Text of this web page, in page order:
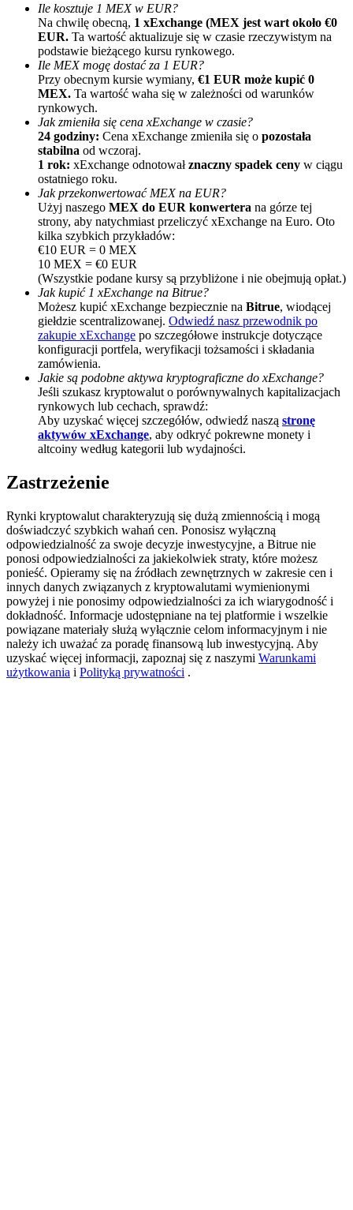
Afiliaci Bitrue
Aż do 65% prowizji!
Polecaj
Zaproś przyjaciela, aby otrzymać nagrody pieniężne
Deposit CASHCAT & Win
Deposit CASHCAT & Win
Exclusive for BitMart Users
Register & Trade to Win 500,000 USDT
Precious Metals Trading Carnival
Trade Gold & Silver · 33,333 USDT Bonus
Ile kosztuje 1 MEX w EUR?
Na chwilę obecną, 1 xExchange (MEX jest wart około €0
EUR. Ta wartość aktualizuje się w czasie rzeczywistym na
podstawie bieżącego kursu rynkowego.
Ile MEX mogę dostać za 1 EUR?
Przy obecnym kursie wymiany, €1 EUR może kupić 0
MEX. Ta wartość waha się w zależności od warunków
rynkowych.
Jak zmieniła się cena xExchange w czasie?
24 godziny: Cena xExchange zmieniła się o pozostała
stabilna od wczoraj.
1 rok: xExchange odnotowałznaczny spadek ceny w ciągu
ostatniego roku.
Jak przekonwertować MEX na EUR?
Użyj naszego MEX do EUR konwertera na górze tej
strony, aby natychmiast przeliczyć xExchange na Euro. Oto
kilka szybkich przykładów:
€10 EUR = 0 MEX
10 MEX = €0 EUR
(Wszystkie podane kursy są przybliżone i nie obejmują opłat.)
Jak kupić 1 xExchange na Bitrue?
Możesz kupić xExchange bezpiecznie na Bitrue, wiodącej
giełdzie scentralizowanej. Odwiedź nasz przewodnik po
zakupie xExchange po szczegółowe instrukcje dotyczące
konfiguracji portfela, weryfikacji tożsamości i składania
zamówienia.
Jakie są podobne aktywa kryptograficzne do xExchange?
Jeśli szukasz kryptowalut o porównywalnych kapitalizacjach
rynkowych lub cechach, sprawdź:
Aby uzyskać więcej szczegółów, odwiedź naszą stronę
aktywów xExchange, aby odkryć pokrewne monety i
altcoiny według kategorii lub wydajności.
Zastrzeżenie
Rynki kryptowalut charakteryzują się dużą zmiennością i mogą
doświadczyć szybkich wahań cen. Ponosisz wyłączną
odpowiedzialność za swoje decyzje inwestycyjne, a Bitrue nie
ponosi odpowiedzialności za jakiekolwiek straty, które możesz
ponieść. Opieramy się na źródłach zewnętrznych w zakresie cen i
innych danych związanych z kryptowalutami wymienionymi
powyżej i nie ponosimy odpowiedzialności za ich wiarygodność i
dokładność. Informacje udostępniane na tej platformie i wszelkie
powiązane materiały służą wyłącznie celom informacyjnym i nie
należy ich uważać za poradę finansową lub inwestycyjną. Aby
uzyskać więcej informacji, zapoznaj się z naszymi Warunkami
użytkowania i Polityką prywatności .